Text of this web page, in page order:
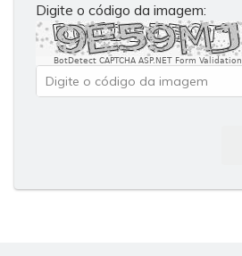
Digite o código da imagem:
BotDetect CAPTCHA ASP.NET Form Validation